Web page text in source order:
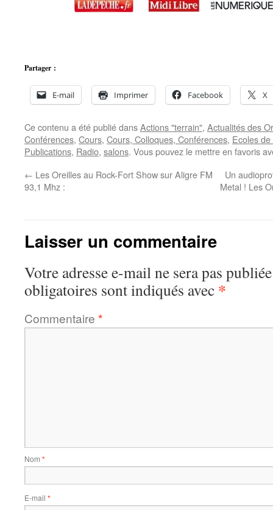
Partager :
E-mail Imprimer Facebook X
Ce contenu a été publié dansActions "terrain", Actualités des
Conférences, Cours, Cours, Colloques, Conférences, Ecoles
Publications, Radio, salons. Vous pouvez le mettre en favoris
← Les Oreilles au Rock-Fort Show sur Aligre FM
93,1 Mhz :
Un
Metal ! Les
Laisser un commentaire
Votre adresse e-mail ne sera pas
obligatoires sont indiqués avec *
Commentaire *
Nom *
E-mail *